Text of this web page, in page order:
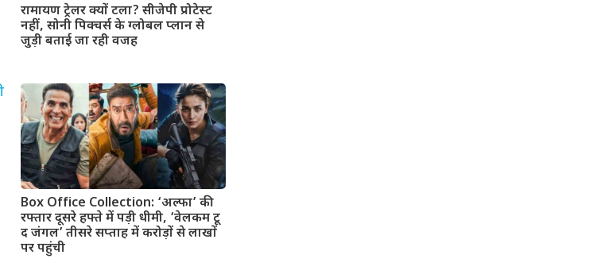
रामायण ट्रेलर क्यों टला? सीजेपी प्रोटेस्ट
नहीं, सोनी पिक्चर्स के ग्लोबल प्लान से
जुड़ी बताई जा रही वजह
Box Office Collection: ‘अल्फा’ की
रफ्तार दूसरे हफ्ते में पड़ी धीमी, ‘वेलकम टू
द जंगल’ तीसरे सप्ताह में करोड़ों से लाखों
पर पहुंची